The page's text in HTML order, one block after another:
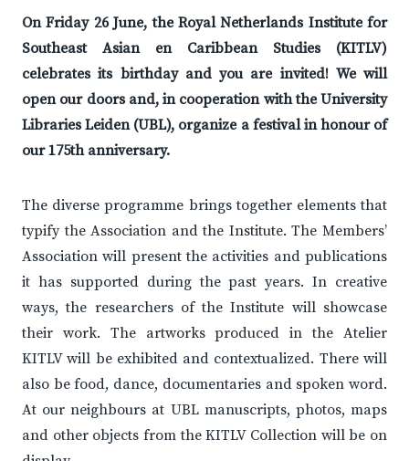
On Friday 26 June, the Royal Netherlands Institute for
Southeast Asian en Caribbean Studies (KITLV)
celebrates its birthday and you are invited! We will
open our doors and, in cooperation with the University
Libraries Leiden (UBL), organize a festival in honour of
our 175th anniversary.
The diverse programme brings together elements that
typify the Association and the Institute. The Members’
Association will present the activities and publications
it has supported during the past years. In creative
ways, the researchers of the Institute will showcase
their work. The artworks produced in the Atelier
KITLV will be exhibited and contextualized. There will
also be food, dance, documentaries and spoken word.
At our neighbours at UBL manuscripts, photos, maps
and other objects from the KITLV Collection will be on